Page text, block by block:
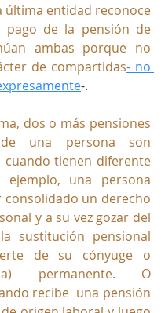
última entidad reconoce
pago de la pensión de
ambas porque no
de compartidas- no
-.
dos o más pensiones
una persona son
cuando tienen diferente
ejemplo, una persona
consolidado un derecho
y a su vez gozar del
sustitución pensional
de su cónyuge o
permanente. O
recibe una pensión